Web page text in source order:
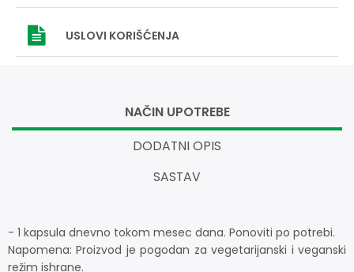
USLOVI KORIŠĆENJA
NAČIN UPOTREBE
DODATNI OPIS
SASTAV
- 1 kapsula dnevno tokom mesec dana. Ponoviti po potrebi.
Napomena: Proizvod je pogodan za vegetarijanski i veganski
režim ishrane.